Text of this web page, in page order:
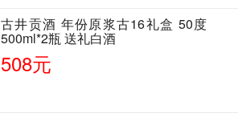
古井贡酒 年份原浆古16礼盒 50度
500ml*2瓶 送礼白酒
508元